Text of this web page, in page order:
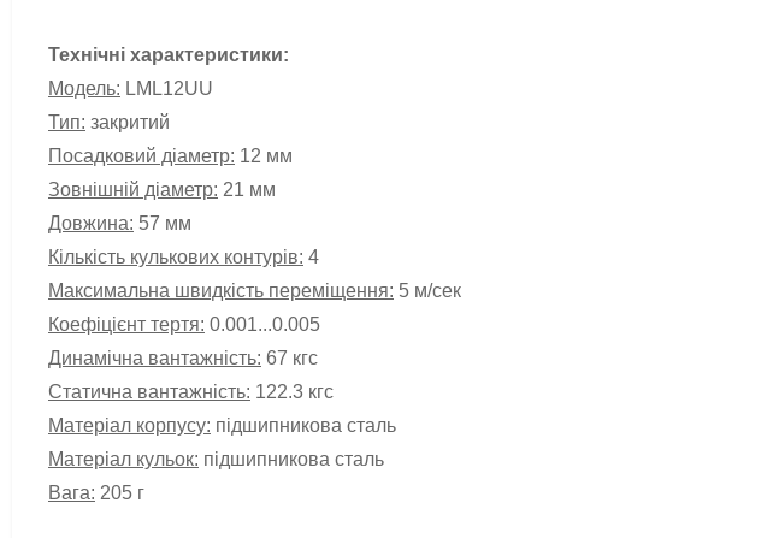
Технічні характеристики:
Модель: LM L12UU
Тип: закритий
Посадковий діаметр: 12 мм
Зовнішній діаметр: 21 мм
Довжина: 57 мм
Кількість кулькових контурів: 4
Максимальна швидкість переміщення: 5 м/сек
Коефіцієнт тертя: 0.001...0.005
Динамічна вантажність: 67 кгс
Статична вантажність: 122.3 кгс
Матеріал корпусу: підшипникова сталь
Матеріал кульок: підшипникова сталь
Вага: 205 г